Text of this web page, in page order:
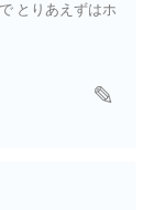
とりあえずはホ